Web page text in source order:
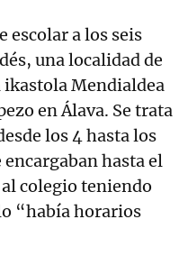
escolar a los seis
una localidad de
ikastola Mendialdea
en Álava. Se trata
los 4 hasta los
encargaban hasta el
colegio teniendo
“había horarios